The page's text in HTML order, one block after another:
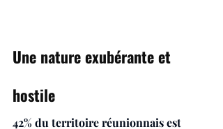
Une nature exubérante et
hostile
42% du territoire réunionnais est